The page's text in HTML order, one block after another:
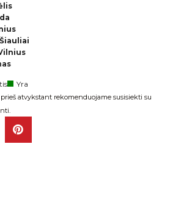
Yra
atvykstant rekomenduojame susisiekti su